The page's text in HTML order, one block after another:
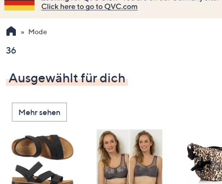
sind,
verwenden
Sie
Pfeiltasten
oben
und
nach
unten
oder
wischen
Sie
Touch-
Mode
36
Ausgewählt für dich
Mehr sehen